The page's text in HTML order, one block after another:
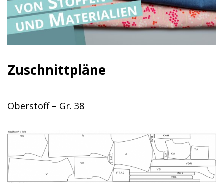
Zuschnittpläne
Oberstoff – Gr. 38